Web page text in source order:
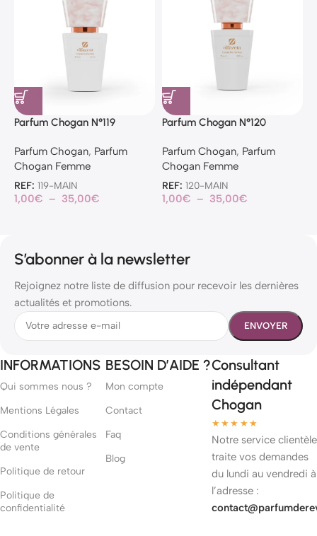
Parfum Chogan N°119
Parfum Chogan, Parfum
Chogan Femme
REF: 119-MAIN
1,00€ – 35,00€
Parfum Chogan N°120
Parfum Chogan, Parfum
Chogan Femme
REF: 120-MAIN
1,00€ – 35,00€
S’abonner à la newsletter
Rejoignez notre liste de diffusion pour recevoir les dernières
actualités et promotions.
INFORMATIONS
Qui sommes nous ?
Mentions Légales
Conditions générales
de vente
Politique de retour
Politique de
confidentialité
BESOIN D’AIDE ?
Mon compte
Contact
Faq
Blog
Consultant
indépendant
Chogan
★★★★★
Notre service clientèle
traite vos demandes
du lundi au vendredi à
l’adresse :